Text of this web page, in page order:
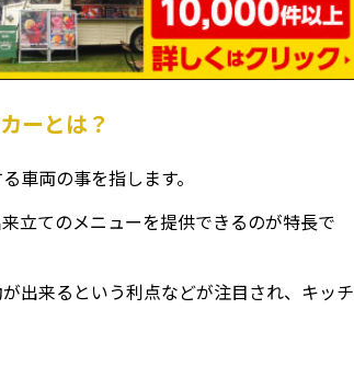
ーとは？
車両の事を指します。
立てのメニューを提供できるのが特長で
出来るという利点などが注目され、キッチ